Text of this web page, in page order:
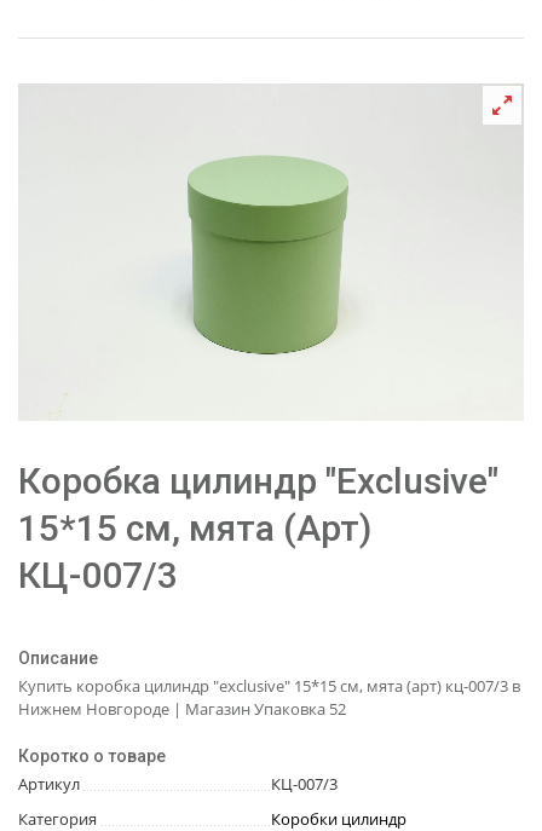
Коробка цилиндр "Exclusive"
15*15 см, мята (Арт)
КЦ-007/3
Описание
Купить коробка цилиндр "exclusive" 15*15 см, мята (арт) кц-007/3 в
Нижнем Новгороде | Магазин Упаковка 52
Коротко о товаре
Артикул
КЦ-007/3
Категория
Коробки цилиндр